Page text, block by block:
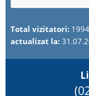
Total vizitatori:
actualizat la: